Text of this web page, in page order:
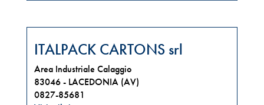
ITALPACK CARTONS srl
Area Industriale Calaggio
83046 - LACEDONIA (AV)
0827-85681